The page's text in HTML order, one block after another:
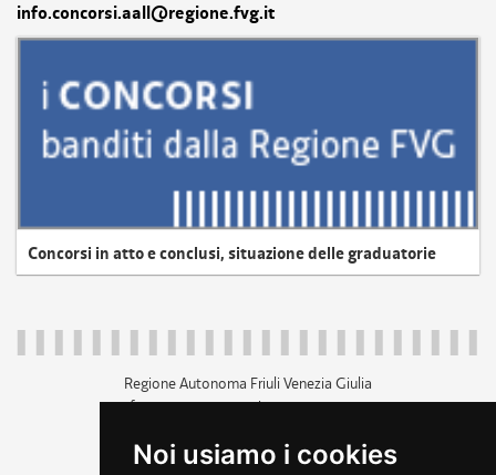
Noi usiamo i cookies
info.concorsi.aall@regione.fvg.it
Concorsi in atto e conclusi, situazione delle graduatorie
Regione Autonoma Friuli Venezia Giulia
c.f. 80014930327; p.iva 00526040324
+39 040 3771111